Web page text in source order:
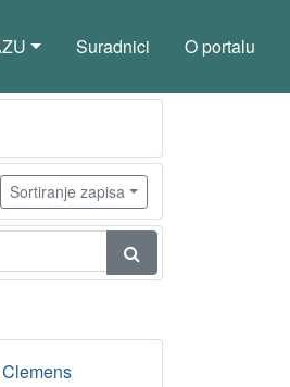
Suradnici O portalu
Sortiranje zapisa